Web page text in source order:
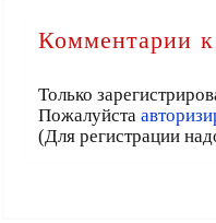
Комментарии к
Только
Пожалуйста
(Для регистрации